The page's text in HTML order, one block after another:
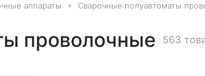
аппараты Сварочные полуавтоматы
проволочные 563